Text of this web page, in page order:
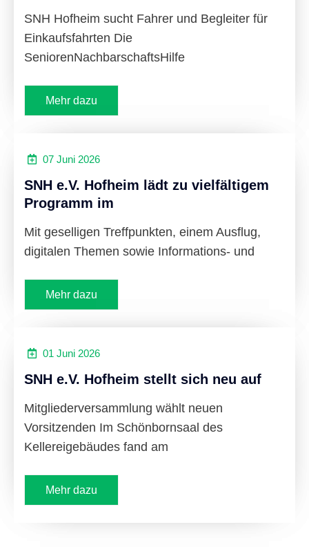
SNH Hofheim sucht Fahrer und Begleiter für
Einkaufsfahrten Die
SeniorenNachbarschaftsHilfe
Mehr dazu
07 Juni 2026
SNH e.V. Hofheim lädt zu vielfältigem
Programm im
Mit geselligen Treffpunkten, einem Ausflug,
digitalen Themen sowie Informations- und
Mehr dazu
01 Juni 2026
SNH e.V. Hofheim stellt sich neu auf
Mitgliederversammlung wählt neuen
Vorsitzenden Im Schönbornsaal des
Kellereigebäudes fand am
Mehr dazu